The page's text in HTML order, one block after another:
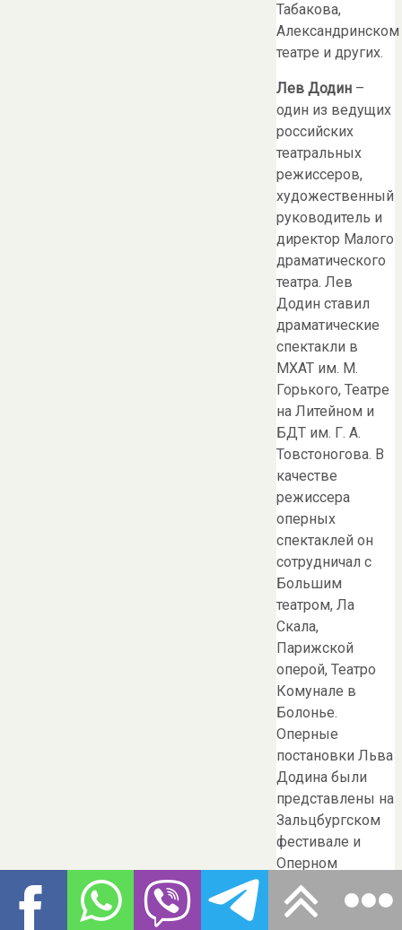
Табакова,
Александринском
театре и других.
Лев Додин –
один из ведущих
российских
театральных
режиссеров,
художественный
руководитель и
директор Малого
драматического
театра. Лев
Додин ставил
драматические
спектакли в
МХАТ им. М.
Горького, Театре
на Литейном и
БДТ им. Г. А.
Товстоногова. В
качестве
режиссера
оперных
спектаклей он
сотрудничал с
Большим
театром, Ла
Скала,
Парижской
оперой, Театро
Комунале в
Болонье.
Оперные
постановки Льва
Додина были
представлены на
Зальцбургском
фестивале и
Оперном
фестивале
«Флорентийский